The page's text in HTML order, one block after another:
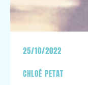
25/10/2022
CHLOÉ PETAT